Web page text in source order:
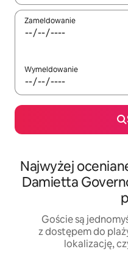
Zameldowanie
Wymeldowanie
Najwyżej
Damietta
Goście są
z dostępem do
lokalizację,